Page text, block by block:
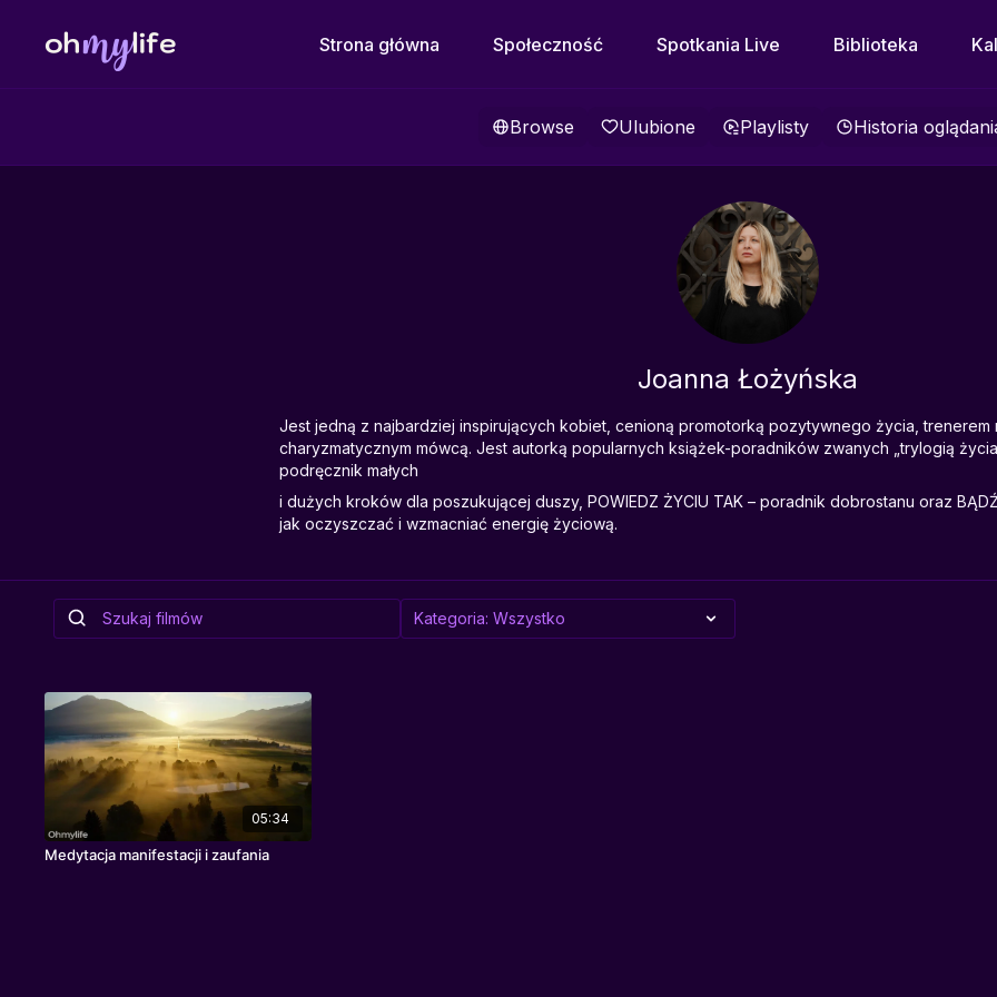
Strona główna Społeczność Spotkania Live Biblioteka
Browse Ulubione Playlisty Historia
Joanna Łożyńska
Jest jedną z najbardziej inspirujących kobiet, cenioną promotorką pozytywnego życia,
charyzmatycznym mówcą. Jest autorką popularnych książek-poradników zwanych „trylogią
podręcznik małych
i dużych kroków dla poszukującej duszy, POWIEDZ ŻYCIU TAK – poradnik dobrostanu oraz BĄDŹ
jak oczyszczać i wzmacniać energię życiową.
05:34
Medytacja manifestacji i zaufania